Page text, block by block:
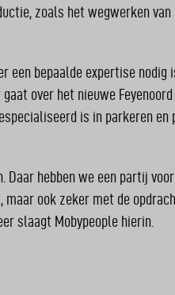
zoals het wegwerken van
een bepaalde expertise nodig
gaat over het nieuwe
is in parkeren en
hebben we een partij
ook zeker met de
slaagt Mobypeople hierin.